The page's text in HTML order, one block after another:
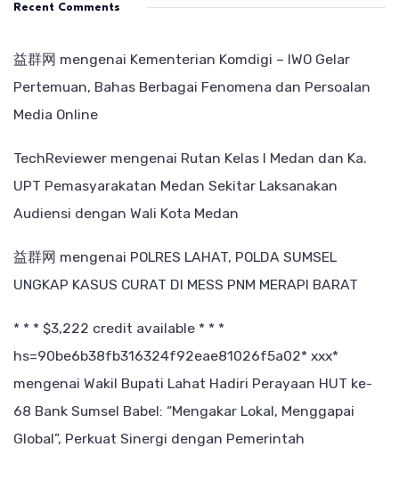
Recent Comments
益群网 mengenai Kementerian Komdigi – IWO Gelar
Pertemuan, Bahas Berbagai Fenomena dan Persoalan
Media Online
TechReviewer mengenai Rutan Kelas I Medan dan Ka.
UPT Pemasyarakatan Medan Sekitar Laksanakan
Audiensi dengan Wali Kota Medan
益群网 mengenai POLRES LAHAT, POLDA SUMSEL
UNGKAP KASUS CURAT DI MESS PNM MERAPI BARAT
* * * $3,222 credit available * * *
hs=90be6b38fb316324f92eae81026f5a02* ххх*
mengenai Wakil Bupati Lahat Hadiri Perayaan HUT ke-
68 Bank Sumsel Babel: “Mengakar Lokal, Menggapai
Global”, Perkuat Sinergi dengan Pemerintah